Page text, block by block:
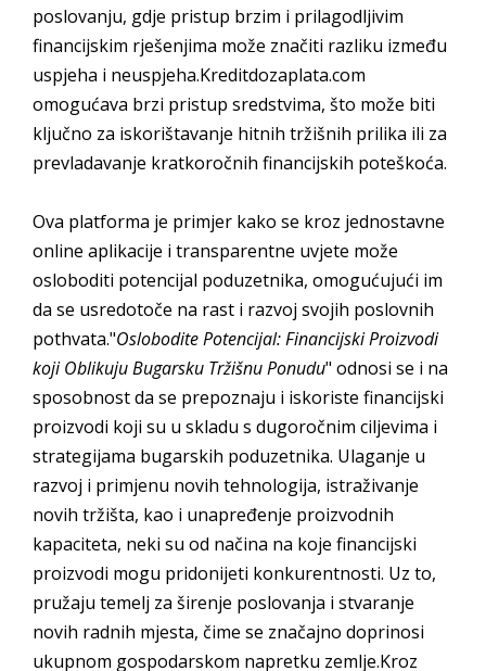
poslovanju, gdje pristup brzim i prilagodljivim
financijskim rješenjima može značiti razliku između
uspjeha i neuspjeha.Kreditdozaplata.com
omogućava brzi pristup sredstvima, što može biti
ključno za iskorištavanje hitnih tržišnih prilika ili za
prevladavanje kratkoročnih financijskih poteškoća.
Ova platforma je primjer kako se kroz jednostavne
online aplikacije i transparentne uvjete može
osloboditi potencijal poduzetnika, omogućujući im
da se usredotoče na rast i razvoj svojih poslovnih
pothvata."Oslobodite Potencijal: Financijski Proizvodi
koji Oblikuju Bugarsku Tržišnu Ponudu" odnosi se i na
sposobnost da se prepoznaju i iskoriste financijski
proizvodi koji su u skladu s dugoročnim ciljevima i
strategijama bugarskih poduzetnika. Ulaganje u
razvoj i primjenu novih tehnologija, istraživanje
novih tržišta, kao i unapređenje proizvodnih
kapaciteta, neki su od načina na koje financijski
proizvodi mogu pridonijeti konkurentnosti. Uz to,
pružaju temelj za širenje poslovanja i stvaranje
novih radnih mjesta, čime se značajno doprinosi
ukupnom gospodarskom napretku zemlje.Kroz